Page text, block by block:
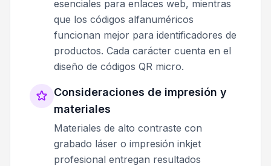
esenciales para enlaces web, mientras
que los códigos alfanuméricos
funcionan mejor para identificadores de
productos. Cada carácter cuenta en el
diseño de códigos QR micro.
Consideraciones de impresión y
materiales
Materiales de alto contraste con
grabado láser o impresión inkjet
profesional entregan resultados